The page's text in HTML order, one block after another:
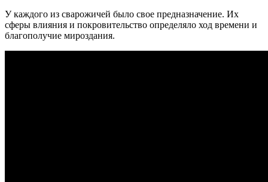
У каждого из сварожичей было свое предназначение. Их
сферы влияния и покровительство определяло ход времени и
благополучие мироздания.